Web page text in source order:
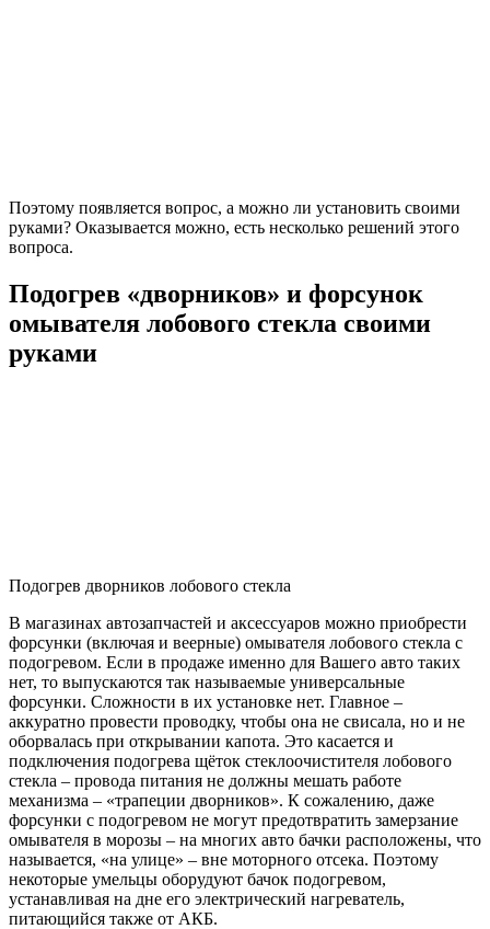
Поэтому появляется вопрос, а можно ли установить своими
руками? Оказывается можно, есть несколько решений этого
вопроса.
Подогрев «дворников» и форсунок
омывателя лобового стекла своими
руками
Подогрев дворников лобового стекла
В магазинах автозапчастей и аксессуаров можно приобрести
форсунки (включая и веерные) омывателя лобового стекла с
подогревом. Если в продаже именно для Вашего авто таких
нет, то выпускаются так называемые универсальные
форсунки. Сложности в их установке нет. Главное –
аккуратно провести проводку, чтобы она не свисала, но и не
оборвалась при открывании капота. Это касается и
подключения подогрева щёток стеклоочистителя лобового
стекла – провода питания не должны мешать работе
механизма – «трапеции дворников». К сожалению, даже
форсунки с подогревом не могут предотвратить замерзание
омывателя в морозы – на многих авто бачки расположены, что
называется, «на улице» – вне моторного отсека. Поэтому
некоторые умельцы оборудуют бачок подогревом,
устанавливая на дне его электрический нагреватель,
питающийся также от АКБ.